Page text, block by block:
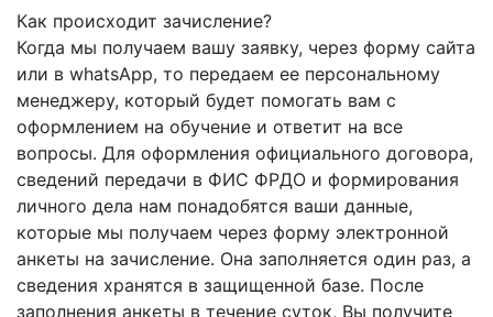
Как происходит зачисление?
Когда мы получаем вашу заявку, через форму сайта
или в whatsApp, то передаем ее персональному
менеджеру, который будет помогать вам с
оформлением на обучение и ответит на все
вопросы. Для оформления официального договора,
сведений передачи в ФИС ФРДО и формирования
личного дела нам понадобятся ваши данные,
которые мы получаем через форму электронной
анкеты на зачисление. Она заполняется один раз, а
сведения хранятся в защищенной базе. После
заполнения анкеты в течение суток, Вы получите